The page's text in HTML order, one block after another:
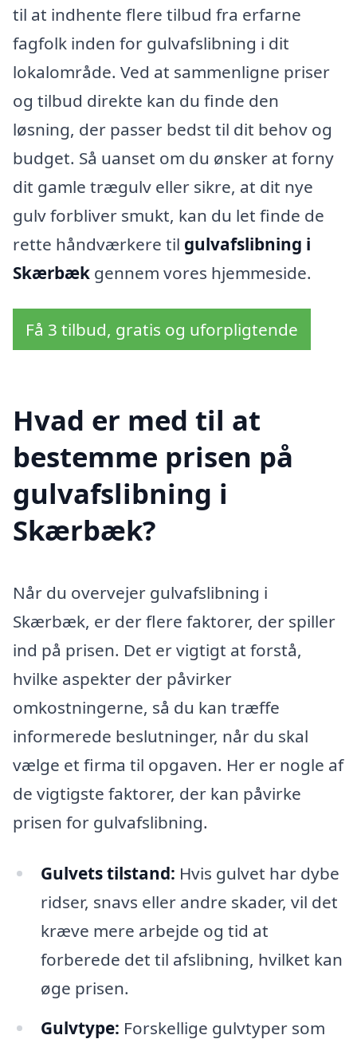
til at indhente flere tilbud fra erfarne
fagfolk inden for gulvafslibning i dit
lokalområde. Ved at sammenligne priser
og tilbud direkte kan du finde den
løsning, der passer bedst til dit behov og
budget. Så uanset om du ønsker at forny
dit gamle trægulv eller sikre, at dit nye
gulv forbliver smukt, kan du let finde de
rette håndværkere til gulvafslibning i
Skærbæk gennem vores hjemmeside.
Få 3 tilbud, gratis og uforpligtende
Hvad er med til at
bestemme prisen på
gulvafslibning i
Skærbæk?
Når du overvejer gulvafslibning i
Skærbæk, er der flere faktorer, der spiller
ind på prisen. Det er vigtigt at forstå,
hvilke aspekter der påvirker
omkostningerne, så du kan træffe
informerede beslutninger, når du skal
vælge et firma til opgaven. Her er nogle af
de vigtigste faktorer, der kan påvirke
prisen for gulvafslibning.
Gulvets tilstand: Hvis gulvet har dybe
ridser, snavs eller andre skader, vil det
kræve mere arbejde og tid at
forberede det til afslibning, hvilket kan
øge prisen.
Gulvtype: Forskellige gulvtyper som